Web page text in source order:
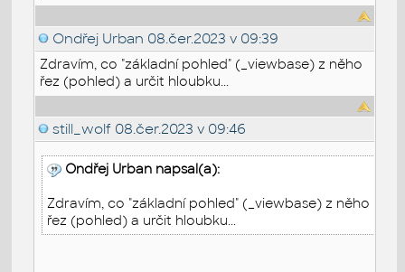
Ondřej Urban 08.čer.2023 v 09:39
Zdravím, co "základní pohled" (_viewbase) z něho
řez (pohled) a určit hloubku...
still_wolf 08.čer.2023 v 09:46
Ondřej Urban napsal(a):
Zdravím, co "základní pohled" (_viewbase) z něho
řez (pohled) a určit hloubku...